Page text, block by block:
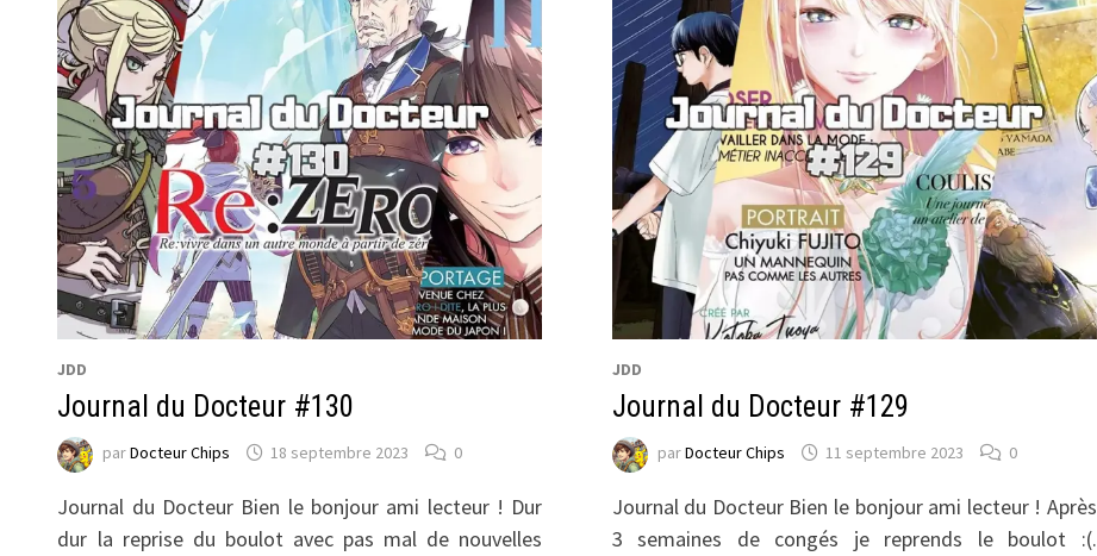
JDD
Journal du Docteur #130
parDocteur Chips 18 septembre 2023 0
Journal du Docteur Bien le bonjour ami lecteur ! Dur
dur la reprise du boulot avec pas mal de nouvelles
JDD
Journal du Docteur #129
parDocteur Chips 11 septembre 2023 0
Journal du Docteur Bien le bonjour ami lecteur ! Après
3 semaines de congés je reprends le boulot :(.